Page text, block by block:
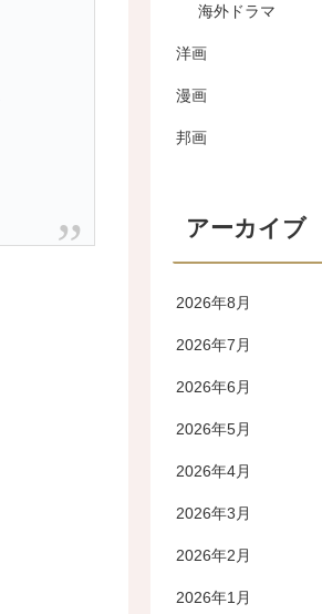
海外ドラマ
洋画
漫画
邦画
アーカイブ
2026年8月
2026年7月
2026年6月
2026年5月
2026年4月
2026年3月
2026年2月
2026年1月